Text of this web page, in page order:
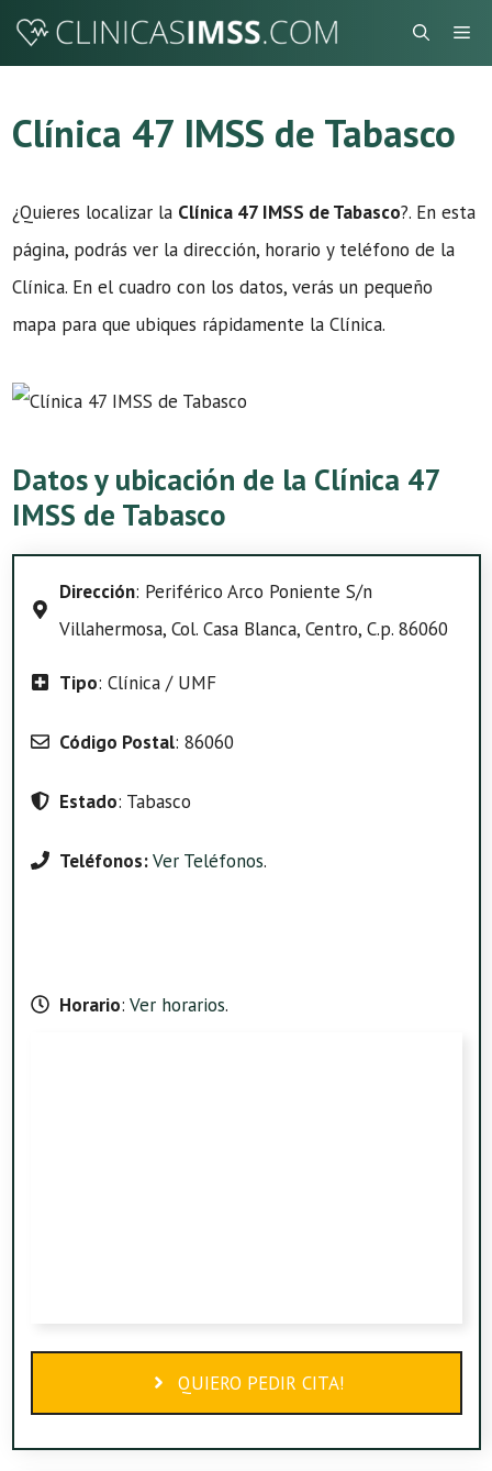
Saltar
Clínica 47 IMSS de Tabasco
¿Quieres localizar la Clínica 47 IMSS de Tabasco?. En esta
página, podrás ver la dirección, horario y teléfono de la
Clínica. En el cuadro con los datos, verás un pequeño
mapa para que ubiques rápidamente la Clínica.
Datos y ubicación de la Clínica 47
IMSS de Tabasco
Dirección: Periférico Arco Poniente S/n
Villahermosa, Col. Casa Blanca, Centro, C.p. 86060
Tipo: Clínica / UMF
Código Postal: 86060
Estado: Tabasco
Teléfonos:Ver Teléfonos.
Horario: Ver horarios.
QUIERO PEDIR CITA!